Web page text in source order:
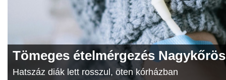
Tömeges ételmérgezés
Hatszáz diák lett rosszul, öten kórházban